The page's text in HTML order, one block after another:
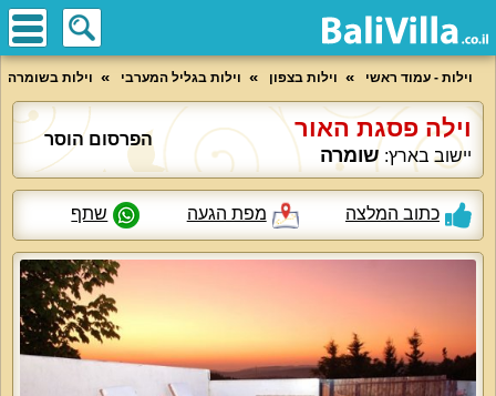
וילות - עמוד ראשי וילות בצפון וילות בגליל המערבי וילות בשומרה
וילה פסגת האור
יישוב בארץ: שומרה
הפרסום הוסר
כתוב המלצה מפת הגעה שתף